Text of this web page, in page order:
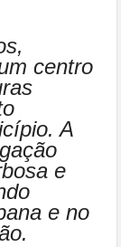
centro
A
e
e no